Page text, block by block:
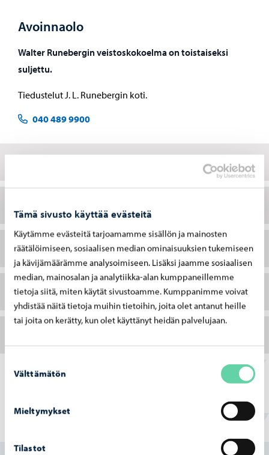
Tämä sivusto käyttää evästeitä
Käytämme evästeitä tarjoamamme sisällön ja mainosten
räätälöimiseen, sosiaalisen median ominaisuuksien tukemiseen
ja kävijämäärämme analysoimiseen. Lisäksi jaamme sosiaalisen
median, mainosalan ja analytiikka-alan kumppaneillemme
tietoja siitä, miten käytät sivustoamme. Kumppanimme voivat
yhdistää näitä tietoja muihin tietoihin, joita olet antanut heille
tai joita on kerätty, kun olet käyttänyt heidän palvelujaan.
valinta
Välttämätön
Mieltymykset
Tilastot
Avoinnaolo
Walter Runebergin veistoskokoelma on toistaiseksi
suljettu.
Tiedustelut J. L. Runebergin koti.
040 489 9900
Antiikin aiheita ja hautamuistomerkkejä
Monumenttiteoksia ja kansallisia aiheita